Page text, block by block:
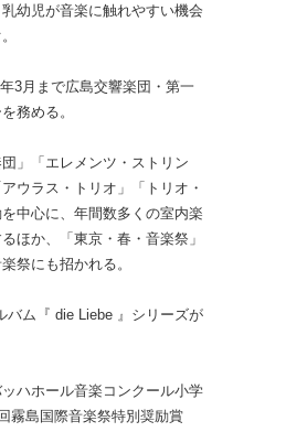
幼児が音楽に触れやすい機会
3月まで広島交響楽団・第一
務める。
団」「エレメンツ・ストリン
ウラス・トリオ」「トリオ・
中心に、年間数多くの室内楽
ほか、「東京・春・音楽祭」
祭にも招かれる。
バム『 die Liebe 』シリーズが
ハホール音楽コンクール小学
霧島国際音楽祭特別奨励賞